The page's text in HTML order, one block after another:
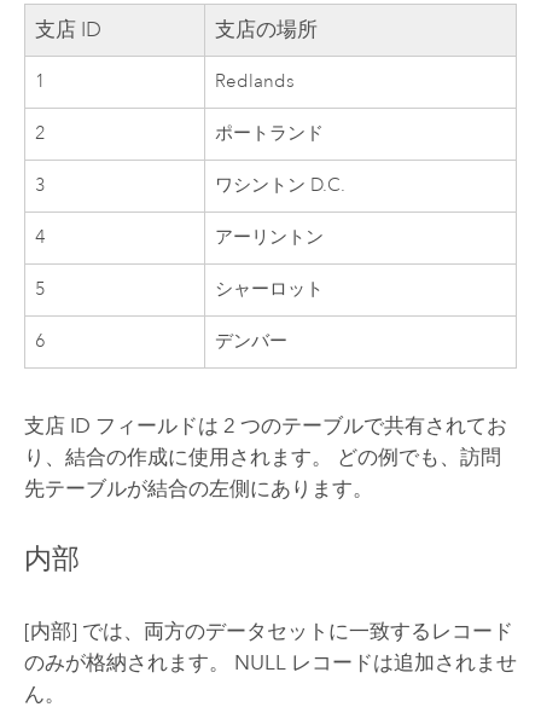
支店 ID 支店の場所
1 Redlands
2 ポートランド
3 ワシントン D.C.
4 アーリントン
5 シャーロット
6 デンバー
支店 ID フィールドは 2 つのテーブルで共有されてお
り、結合の作成に使用されます。 どの例でも、訪問
先テーブルが結合の左側にあります。
内部
[内部] では、両方のデータセットに一致するレコード
のみが格納されます。 NULL レコードは追加されませ
ん。